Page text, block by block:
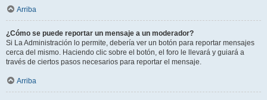
Arriba
¿Cómo se puede reportar un mensaje a un moderador?
Si La Administración lo permite, debería ver un botón para reportar mensajes
cerca del mismo. Haciendo clic sobre el botón, el foro le llevará y guiará a
través de ciertos pasos necesarios para reportar el mensaje.
Arriba